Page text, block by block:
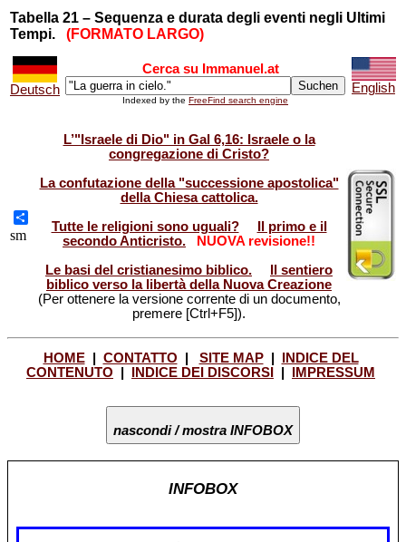
Tabella 21 – Sequenza e durata degli eventi negli Ultimi
Tempi.
(FORMATO LARGO)
Deutsch
Cerca su Immanuel.at
Indexed by the FreeFind search engine
English
Share
sm
L’"Israele di Dio" in Gal 6,16: Israele o la
congregazione di Cristo?
La confutazione della "successione apostolica"
della Chiesa cattolica.
Tutte le religioni sono uguali?
Il primo e il
secondo Anticristo.
NUOVA revisione!!
Le basi del cristianesimo biblico.
Il sentiero
biblico verso la libertà della Nuova Creazione
(Per ottenere la versione corrente di un documento,
premere [Ctrl+F5]).
HOME| CONTATTO SITE MAP|
INDICE DEL
CONTENUTO
INDICE DEI DISCORSI IMPRESSUM
nascondi / mostra INFOBOX
INFOBOX